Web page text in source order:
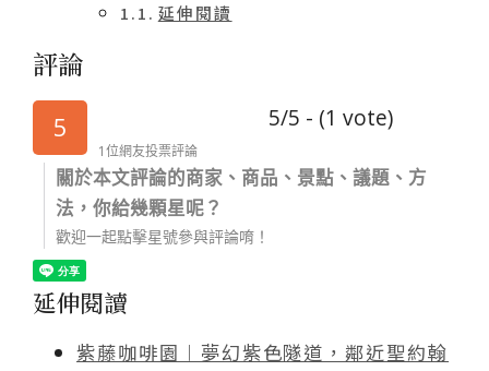
延伸閱讀
評論
5 5/5 - (1 vote)
1位網友投票評論
關於本文評論的商家、商品、景點、議題、方
法，你給幾顆星呢？
歡迎一起點擊星號參與評論唷！
延伸閱讀
紫藤咖啡園︱夢幻紫色隧道，鄰近聖約翰